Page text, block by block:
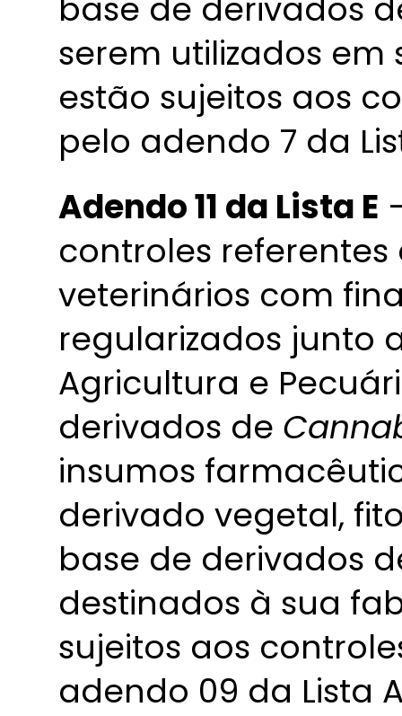
base de derivados
serem utilizados
estão sujeitos aos
pelo adendo 7 da
Adendo 11 da Lista E
controles referentes
veterinários com
regularizados junto
Agricultura e
derivados de
insumos
derivado vegetal,
base de derivados
destinados à sua
sujeitos aos
adendo 09 da Lista